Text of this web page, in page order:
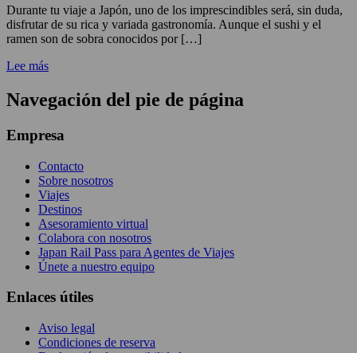
Durante tu viaje a Japón, uno de los imprescindibles será, sin duda,
disfrutar de su rica y variada gastronomía. Aunque el sushi y el
ramen son de sobra conocidos por […]
Lee más
Navegación del pie de página
Empresa
Contacto
Sobre nosotros
Viajes
Destinos
Asesoramiento virtual
Colabora con nosotros
Japan Rail Pass para Agentes de Viajes
Únete a nuestro equipo
Enlaces útiles
Aviso legal
Condiciones de reserva